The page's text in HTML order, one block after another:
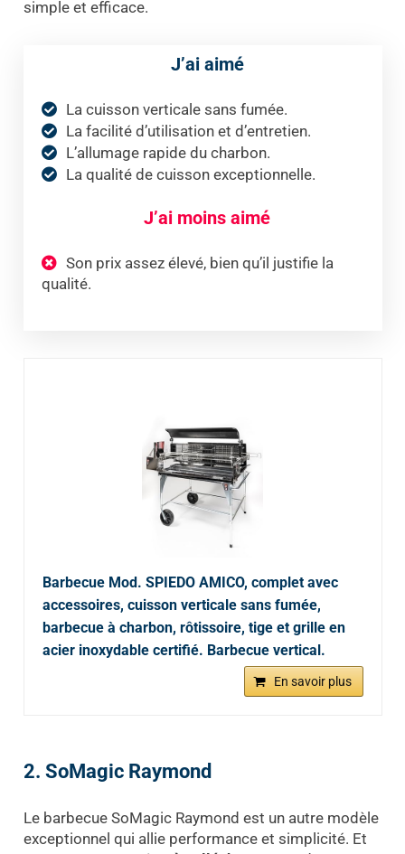
simple et efficace.
J’ai aimé
La cuisson verticale sans fumée.
La facilité d’utilisation et d’entretien.
L’allumage rapide du charbon.
La qualité de cuisson exceptionnelle.
J’ai moins aimé
Son prix assez élevé, bien qu’il justifie la
qualité.
Barbecue Mod. SPIEDO AMICO, complet avec
accessoires, cuisson verticale sans fumée,
barbecue à charbon, rôtissoire, tige et grille en
acier inoxydable certifié. Barbecue vertical.
En savoir plus
2. SoMagic Raymond
Le barbecue SoMagic Raymond est un autre modèle
exceptionnel qui allie performance et simplicité. Et